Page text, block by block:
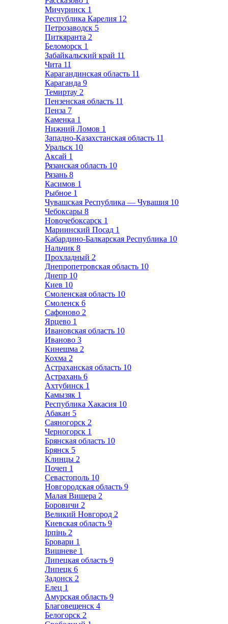
Мичуринск 1
Республика Карелия 12
Петрозаводск 5
Питкяранта 2
Беломорск 1
Забайкальский край 11
Чита 11
Карагандинская область 11
Караганда 9
Темиртау 2
Пензенская область 11
Пенза 7
Каменка 1
Нижний Ломов 1
Западно-Казахстанская область 11
Уральск 10
Аксай 1
Рязанская область 10
Рязань 8
Касимов 1
Рыбное 1
Чувашская Республика — Чувашия 10
Чебоксары 8
Новочебоксарск 1
Мариинский Посад 1
Кабардино-Балкарская Республика 10
Нальчик 8
Прохладный 2
Днепропетровская область 10
Днепр 10
Киев 10
Смоленская область 10
Смоленск 6
Сафоново 2
Ярцево 1
Ивановская область 10
Иваново 3
Кинешма 2
Кохма 2
Астраханская область 10
Астрахань 6
Ахтубинск 1
Камызяк 1
Республика Хакасия 10
Абакан 5
Саяногорск 2
Черногорск 1
Брянская область 10
Брянск 5
Клинцы 2
Почеп 1
Севастополь 10
Новгородская область 9
Малая Вишера 2
Боровичи 2
Великий Новгород 2
Киевская область 9
Ірпінь 2
Бровари 1
Вишневе 1
Липецкая область 9
Липецк 6
Задонск 2
Елец 1
Амурская область 9
Благовещенск 4
Белогорск 2